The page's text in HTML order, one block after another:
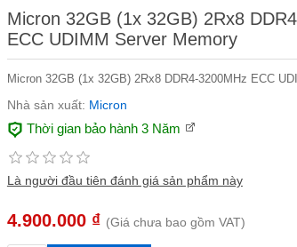
Micron 32GB (1x 32GB) 2Rx8
ECC UDIMM Server Memory
Micron 32GB (1x 32GB) 2Rx8 DDR4-3200MHz ECC
Nhà sản xuất: Micron
Thời gian bảo hành 3 Năm
Là người đầu tiên đánh giá sản phẩm này
4.900.000 ₫ (Giá chưa bao gồm VAT)